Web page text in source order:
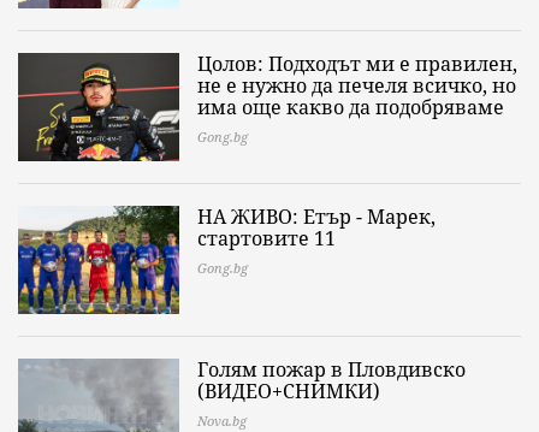
Цолов: Подходът ми е правилен,
не е нужно да печеля всичко, но
има още какво да подобряваме
Gong.bg
НА ЖИВО: Етър - Марек,
стартовите 11
Gong.bg
Голям пожар в Пловдивско
(ВИДЕО+СНИМКИ)
Nova.bg